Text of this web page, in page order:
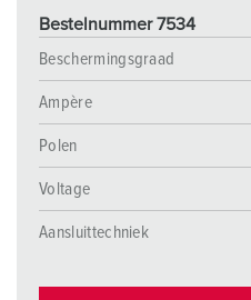
Bestelnummer 7534
Beschermingsgraad
Ampère
Polen
Voltage
Aansluittechniek